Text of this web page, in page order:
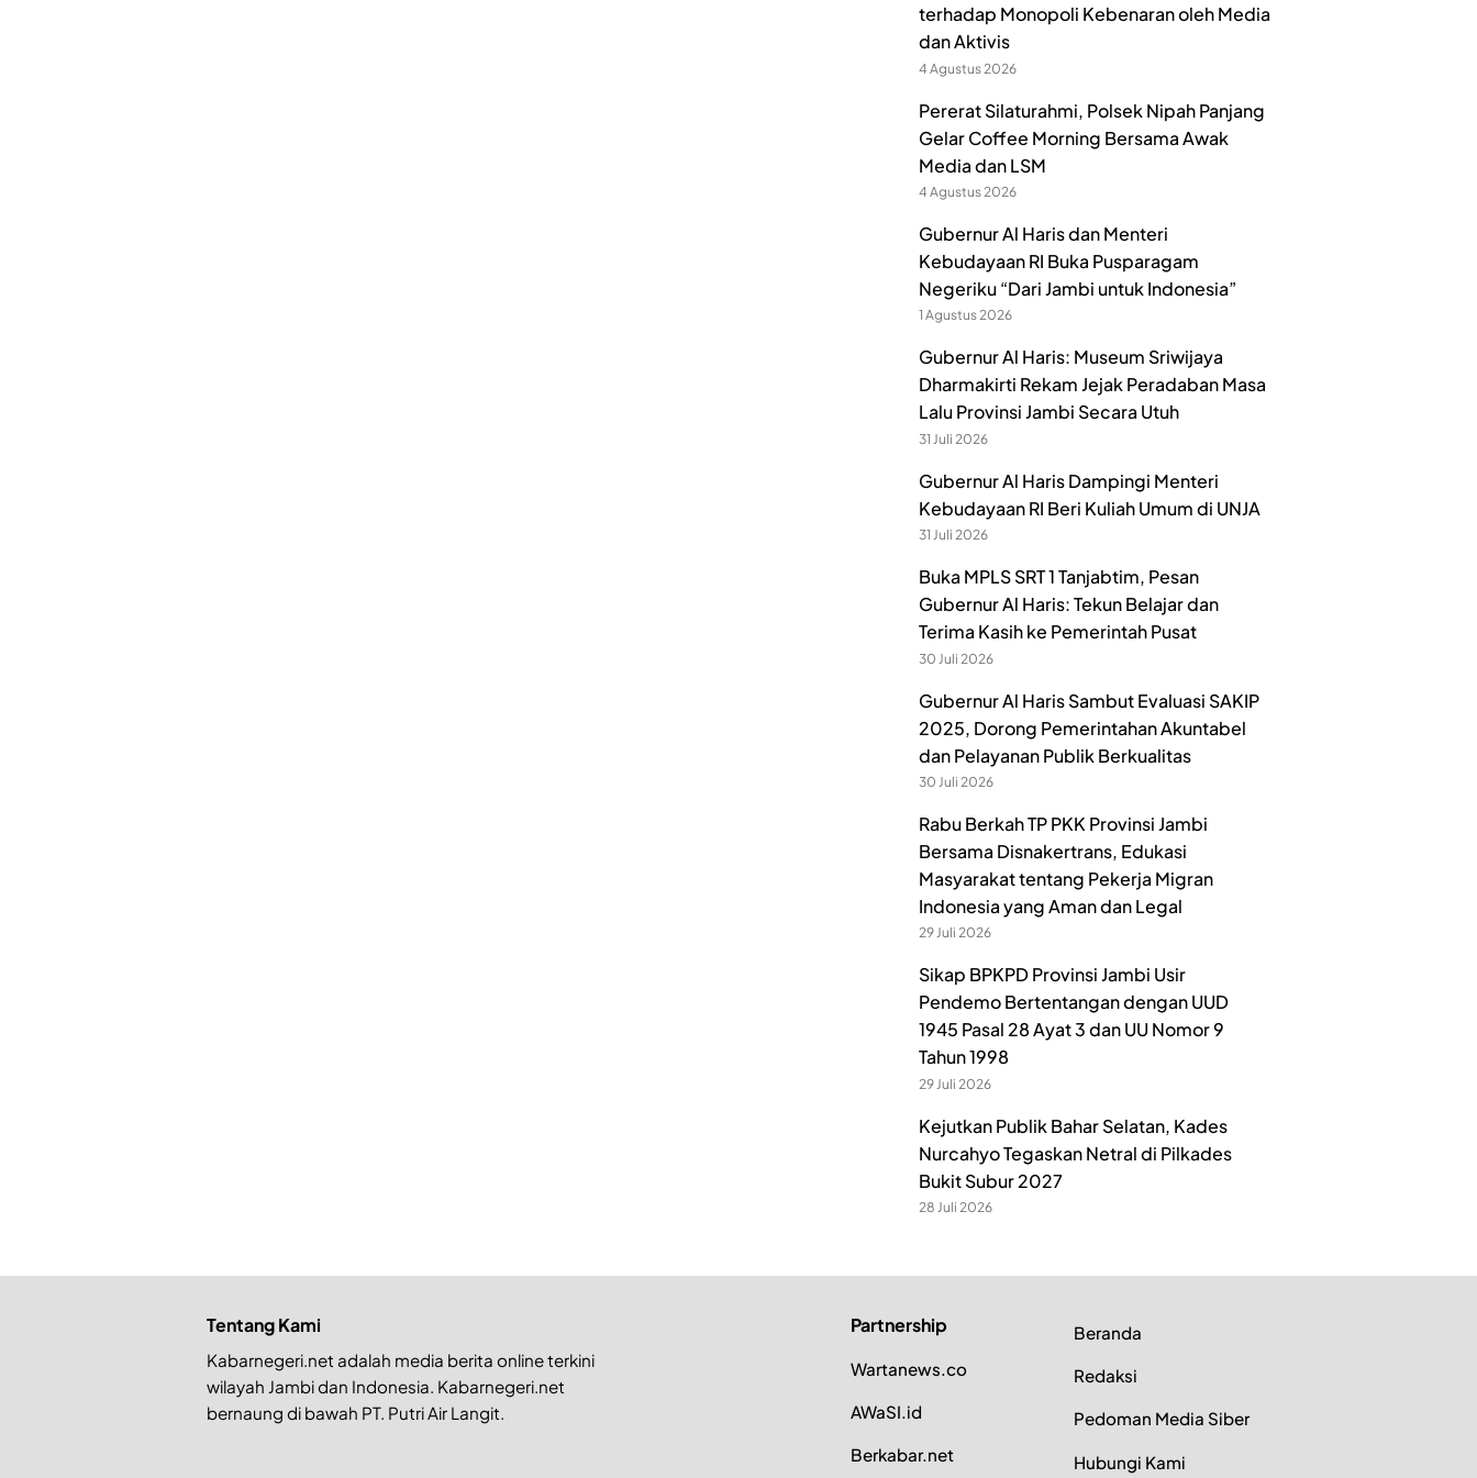
terhadap Monopoli Kebenaran oleh Media
dan Aktivis
4 Agustus 2026
Pererat Silaturahmi, Polsek Nipah Panjang
Gelar Coffee Morning Bersama Awak
Media dan LSM
4 Agustus 2026
Gubernur Al Haris dan Menteri
Kebudayaan RI Buka Pusparagam
Negeriku “Dari Jambi untuk Indonesia”
1 Agustus 2026
Gubernur Al Haris: Museum Sriwijaya
Dharmakirti Rekam Jejak Peradaban Masa
Lalu Provinsi Jambi Secara Utuh
31 Juli 2026
Gubernur Al Haris Dampingi Menteri
Kebudayaan RI Beri Kuliah Umum di UNJA
31 Juli 2026
Buka MPLS SRT 1 Tanjabtim, Pesan
Gubernur Al Haris: Tekun Belajar dan
Terima Kasih ke Pemerintah Pusat
30 Juli 2026
Gubernur Al Haris Sambut Evaluasi SAKIP
2025, Dorong Pemerintahan Akuntabel
dan Pelayanan Publik Berkualitas
30 Juli 2026
Rabu Berkah TP PKK Provinsi Jambi
Bersama Disnakertrans, Edukasi
Masyarakat tentang Pekerja Migran
Indonesia yang Aman dan Legal
29 Juli 2026
Sikap BPKPD Provinsi Jambi Usir
Pendemo Bertentangan dengan UUD
1945 Pasal 28 Ayat 3 dan UU Nomor 9
Tahun 1998
29 Juli 2026
Kejutkan Publik Bahar Selatan, Kades
Nurcahyo Tegaskan Netral di Pilkades
Bukit Subur 2027
28 Juli 2026
Tentang Kami
Kabarnegeri.net adalah media berita online terkini
wilayah Jambi dan Indonesia. Kabarnegeri.net
bernaung di bawah PT. Putri Air Langit.
Partnership
Wartanews.co
AWaSI.id
Berkabar.net
Beranda
Redaksi
Pedoman Media Siber
Hubungi Kami